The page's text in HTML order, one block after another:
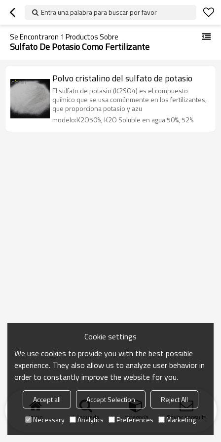
Entra una palabra para buscar por favor
Se Encontraron 1 Productos Sobre
Sulfato De Potasio Como Fertilizante
Polvo cristalino del sulfato de potasio
El sulfato de potasio (K2SO4) es el compuesto
químico que se usa comúnmente en los fertilizantes,
que proporciona potasio y azu
modelo:K2O50%, K2O Soluble en agua 50%, 52%
Inicio búsqueda categoría Enviar consulta
Cookie settings
We use cookies to provide you with the best possible
experience. They also allow us to analyze user behavior in
order to constantly improve the website for you.
Accept all Accept Selection
Reject All
Necessary
Analytics Preferences Marketing